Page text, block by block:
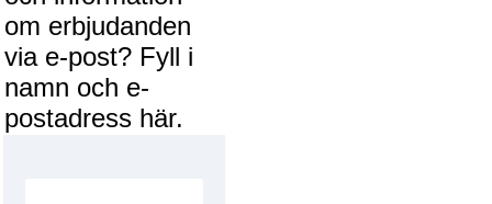
om erbjudanden
via e-post? Fyll i
namn och e-
postadress här.